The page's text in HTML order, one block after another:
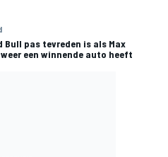
Bull pas tevreden is als Max
een winnende auto heeft